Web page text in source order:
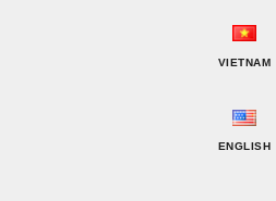
VIETNAM
ENGLISH